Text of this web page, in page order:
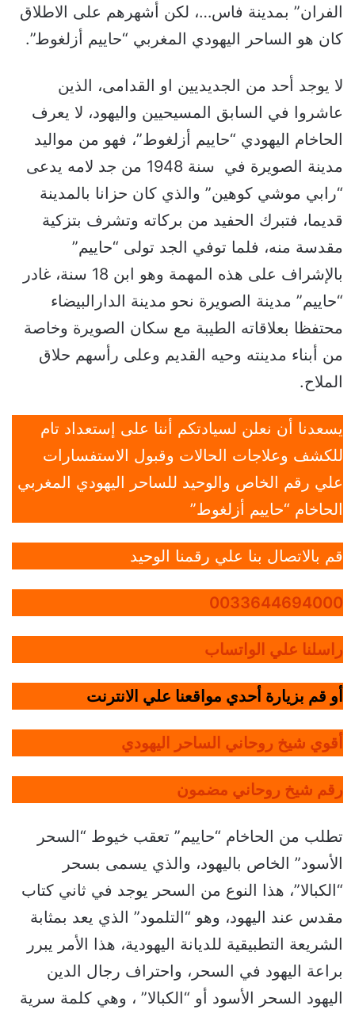
الفران” بمدينة فاس…، لكن أشهرهم على الاطلاق
كان هو الساحر اليهودي المغربي “حاييم أزلغوط”.
لا يوجد أحد من الجديديين او القدامى، الذين
عاشروا في السابق المسيحيين واليهود، لا يعرف
الحاخام اليهودي “حاييم أزلغوط”، فهو من مواليد
مدينة الصويرة في سنة 1948 من جد لامه يدعى
“رابي موشي كوهين” والذي كان حزانا بالمدينة
قديما، فتبرك الحفيد من بركاته وتشرف بتزكية
مقدسة منه، فلما توفي الجد تولى “حاييم”
بالإشراف على هذه المهمة وهو ابن 18 سنة، غادر
“حاييم” مدينة الصويرة نحو مدينة الدارالبيضاء
محتفظا بعلاقاته الطيبة مع سكان الصويرة وخاصة
من أبناء مدينته وحيه القديم وعلى رأسهم حلاق
الملاح.
يسعدنا أن نعلن لسيادتكم أننا على إستعداد تام
للكشف وعلاجات الحالات وقبول الاستفسارات
علي رقم الخاص والوحيد للساحر اليهودي المغربي
الحاخام “حاييم أزلغوط”
قم بالاتصال بنا علي رقمنا الوحيد
0033644694000
راسلنا علي الواتساب
أو قم بزيارة أحدي مواقعنا علي الانترنت
أقوي شيخ روحاني الساحر اليهودي
رقم شيخ روحاني مضمون
تطلب من الحاخام “حاييم” تعقب خيوط “السحر
الأسود” الخاص باليهود، والذي يسمى بسحر
“الكبالا”، هذا النوع من السحر يوجد في ثاني كتاب
مقدس عند اليهود، وهو “التلمود” الذي يعد بمثابة
الشريعة التطبيقية للديانة اليهودية، هذا الأمر يبرر
براعة اليهود في السحر، واحتراف رجال الدين
اليهود السحر الأسود أو “الكبالا” ، وهي كلمة سرية